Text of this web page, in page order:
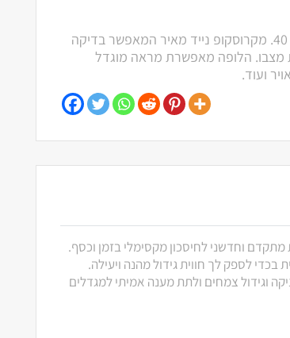
לופה עם נורת לד המגדילה את הצמח פי 40. מקרוסקופ נייד מאיר המאפשר בדיקה
מצבו. הלופה מאפשרת מראה מוגדל
ועוד.
מתקדם וחדשני לחיסכון מקסימלי בזמן וכסף.
לספק לך חווית גידול מהנה ויעילה.
וגידול צמחים ולתת מענה אמיתי למגדלים